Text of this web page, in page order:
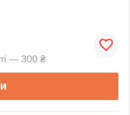
— 300 ₴